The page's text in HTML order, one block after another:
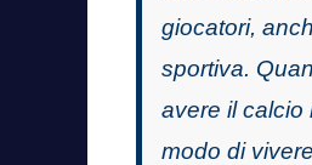
giocatori,
sportiva.
avere il calcio
modo di